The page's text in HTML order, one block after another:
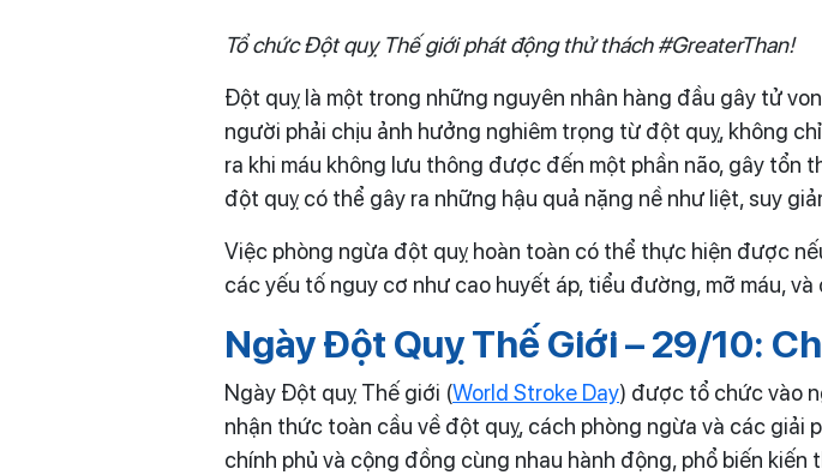
Tổ chức Đột quỵ Thế giới phát động thử thách #GreaterThan!
Đột quỵ là một trong những nguyên nhân hàng đầu gây tử
người phải chịu ảnh hưởng nghiêm trọng từ đột quỵ, không
ra khi máu không lưu thông được đến một phần não, gây
đột quỵ có thể gây ra những hậu quả nặng nề như liệt, suy
Việc phòng ngừa đột quỵ hoàn toàn có thể thực hiện được
các yếu tố nguy cơ như cao huyết áp, tiểu đường, mỡ máu,
Ngày Đột Quỵ Thế Giới – 29/10:
Ngày Đột quỵ Thế giới (World Stroke Day) được tổ chức vào
nhận thức toàn cầu về đột quỵ, cách phòng ngừa và các
chính phủ và cộng đồng cùng nhau hành động, phổ biến